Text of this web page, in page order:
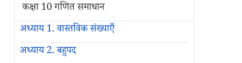
कक्षा 10 गणित समाधान
अध्याय 1. वास्तविक संख्याएँ
अध्याय 2. बहुपद